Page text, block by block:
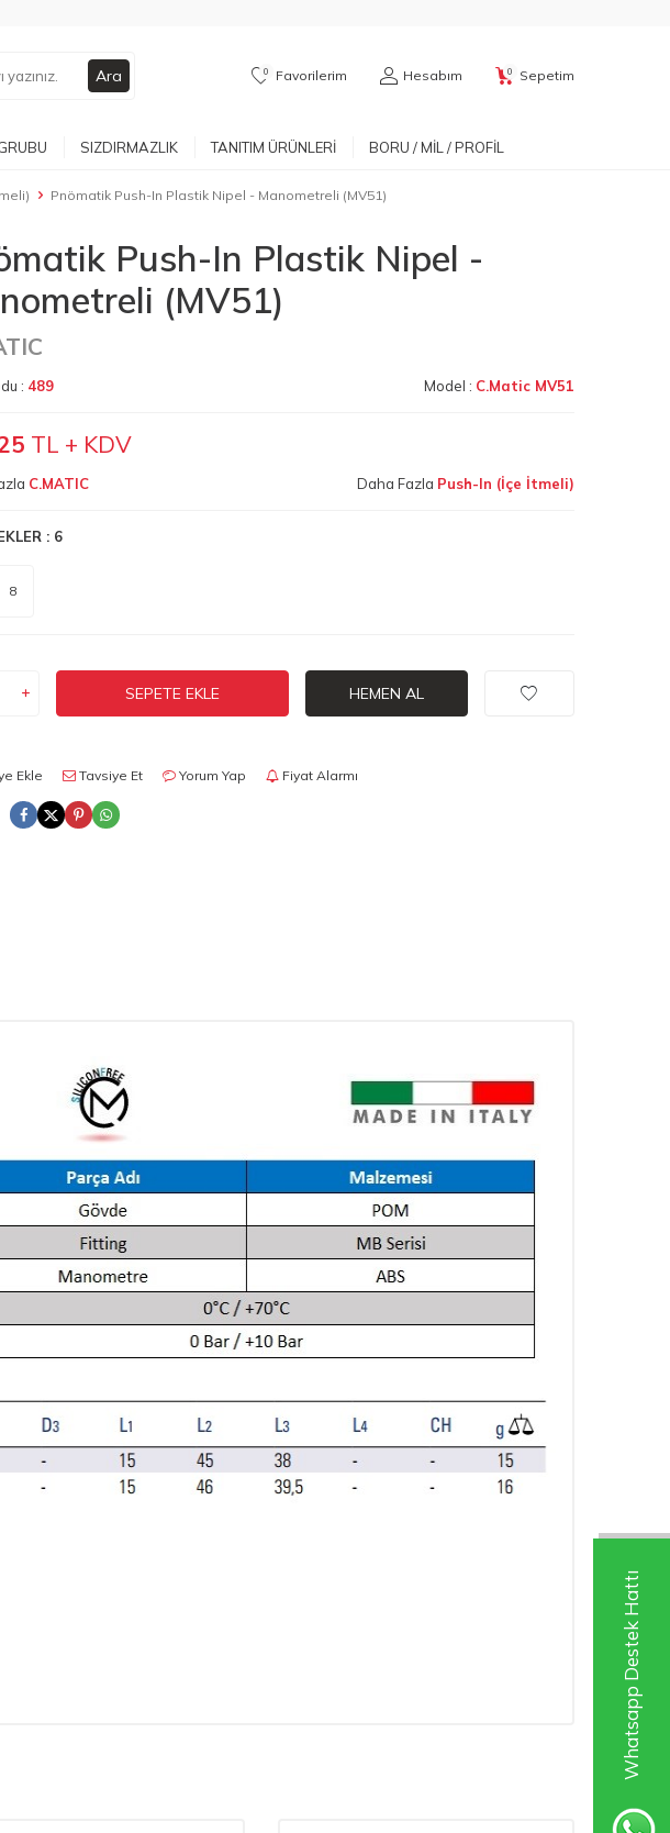
Whatsapp Destek Hattı
Ara 0 Favorilerim Hesabım 0 Sepetim
SIZDIRMAZLIK TANITIM ÜRÜNLERI BORU / MIL / PROFIL
Pnömatik Push-In Plastik Nipel - Manometreli (MV51)
Push-In Plastik Nipel -
(MV51)
: 489 Model : C.Matic MV51
TL + KDV
C.MATIC Daha Fazla Push-In (İçe İtmeli)
: 6
8
SEPETE EKLE HEMEN AL
Ekle Tavsiye Et Yorum Yap Fiyat Alarmı